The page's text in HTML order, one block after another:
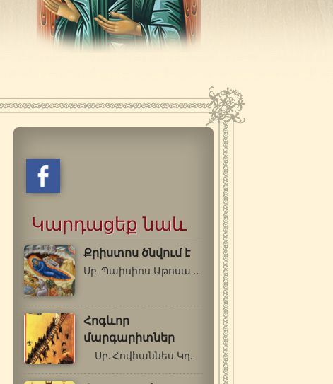
Կարդացեք նաև
Քրիստոս ծնվում է
Սբ. Պաիսիոս Աթոսացի -Գե՛րոնդա, Սբ.…
Հոգևոր
մարգարիտներ
Սբ. Հովհաննես Կղեմաքոս[1] Սինայեցի…